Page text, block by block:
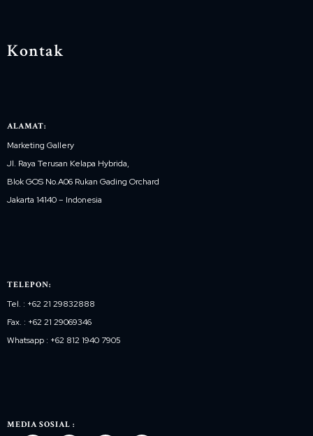
Kontak
ALAMAT:
Marketing Gallery
Jl. Raya Terusan Kelapa Hybrida,
Blok GOS No.A06 Rukan Gading Orchard
Jakarta 14140 – Indonesia
TELEPON:
Tel. : +62 21 29832888
Fax. : +62 21 29069346
Whatsapp : +62 812 1940 7905
MEDIA SOSIAL :